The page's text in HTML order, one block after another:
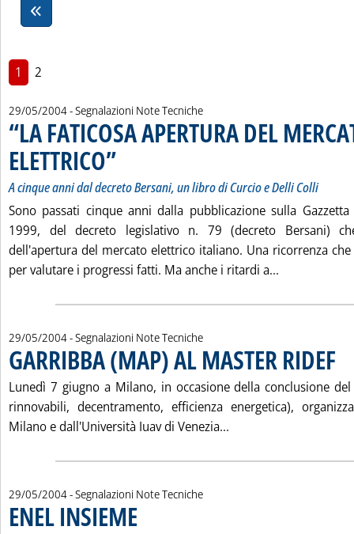
1 2
29/05/2004- Segnalazioni Note Tecniche
“LA FATICOSA APERTURA DEL
ELETTRICO”. Sottotitolo: A cinque anni dal decreto Bersani, un libro di
. Pubblicata sabato 29 maggio 2004 alle 14.58.
A cinque anni dal decreto Bersani, un libro di Curcio e Delli Colli
Sono passati cinque anni dalla pubblicazione sulla
1999, del decreto legislativo n. 79 (decreto Bersani)
dell'apertura del mercato elettrico italiano. Una ricorrenza
per valutare i progressi fatti. Ma anche i ritardi a...
29/05/2004- Segnalazioni Note Tecniche
GARRIBBA (MAP) AL MASTER RIDEF
Lunedì 7 giugno a Milano, in occasione della conclusione
rinnovabili, decentramento, efficienza energetica),
Milano e dall'Università Iuav di Venezia...
29/05/2004- Segnalazioni Note Tecniche
ENEL INSIEME